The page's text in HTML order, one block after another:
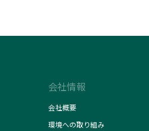
会社情報
会社概要
環境への取り組み